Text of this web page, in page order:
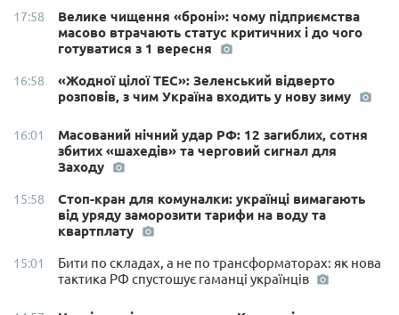
17:58
Велике чищення «броні»: чому підприємства
масово втрачають статус критичних і до чого
готуватися з 1 вересня
16:58
«Жодної цілої ТЕС»: Зеленський відверто
розповів, з чим Україна входить у нову зиму
16:01
Масований нічний удар РФ: 12 загиблих, сотня
збитих «шахедів» та черговий сигнал для
Заходу
15:58
Стоп-кран для комуналки: українці вимагають
від уряду заморозити тарифи на воду та
квартплату
15:01
Бити по складах, а не по трансформаторах: як нова
тактика РФ спустошує гаманці українців